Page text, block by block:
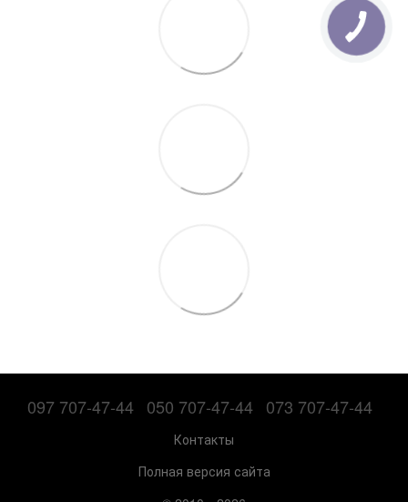
097 707-47-44 050 707-47-44 073 707-47-44
Контакты
Полная версия сайта